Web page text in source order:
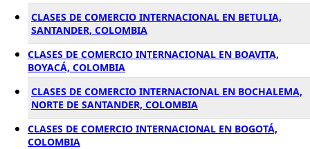
CLASES DE COMERCIO INTERNACIONAL EN BETULIA,
SANTANDER, COLOMBIA
CLASES DE COMERCIO INTERNACIONAL EN BOAVITA,
BOYACÁ, COLOMBIA
CLASES DE COMERCIO INTERNACIONAL EN BOCHALEMA,
NORTE DE SANTANDER, COLOMBIA
CLASES DE COMERCIO INTERNACIONAL EN BOGOTÁ,
COLOMBIA